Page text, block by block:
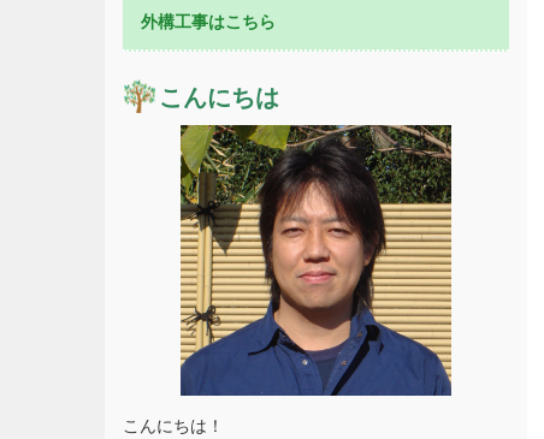
外構工事はこちら
こんにちは
こんにちは！